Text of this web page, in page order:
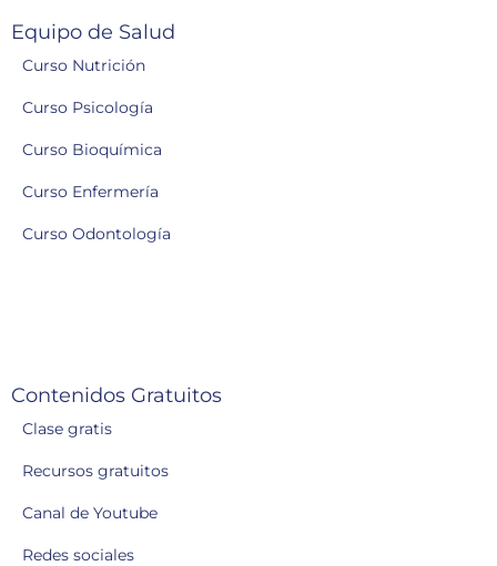
Equipo de Salud
Curso Nutrición
Curso Psicología
Curso Bioquímica
Curso Enfermería
Curso Odontología
Contenidos Gratuitos
Clase gratis
Recursos gratuitos
Canal de Youtube
Redes sociales